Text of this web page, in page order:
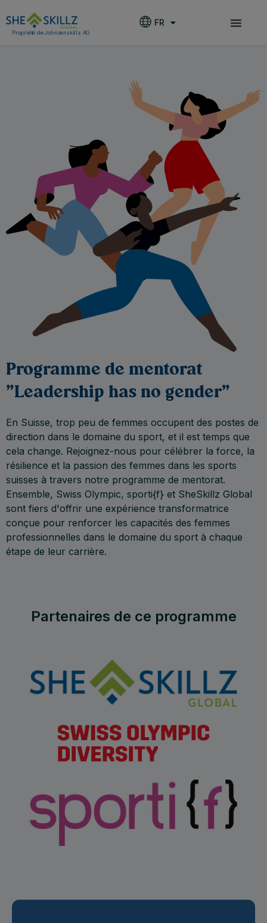
Propriété de Johnsenskillz AG
FR
Programme de mentorat
"Leadership has no gender”
En Suisse, trop peu de femmes occupent des postes de
direction dans le domaine du sport, et il est temps que
cela change. Rejoignez-nous pour célébrer la force, la
résilience et la passion des femmes dans les sports
suisses à travers notre programme de mentorat.
Ensemble, Swiss Olympic, sporti{f} et SheSkillz Global
sont fiers d'offrir une expérience transformatrice
conçue pour renforcer les capacités des femmes
professionnelles dans le domaine du sport à chaque
étape de leur carrière.
Partenaires de ce programme